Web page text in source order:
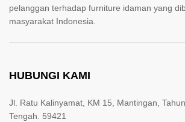
pelanggan terhadap furniture idaman yang
masyarakat Indonesia.
HUBUNGI KAMI
Jl. Ratu Kalinyamat, KM 15, Mantingan,
Tengah. 59421